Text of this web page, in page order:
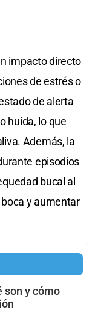
impacto directo
de estrés o
de alerta
huida, lo que
Además, la
episodios
bucal al
y aumentar
son y cómo